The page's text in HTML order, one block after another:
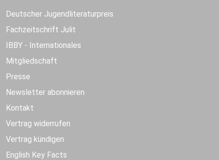
Deutscher Jugendliteraturpreis
Fachzeitschrift Julit
IBBY - Internationales
Mitgliedschaft
Presse
Newsletter abonnieren
Kontakt
Vertrag widerrufen
Vertrag kündigen
English Key Facts